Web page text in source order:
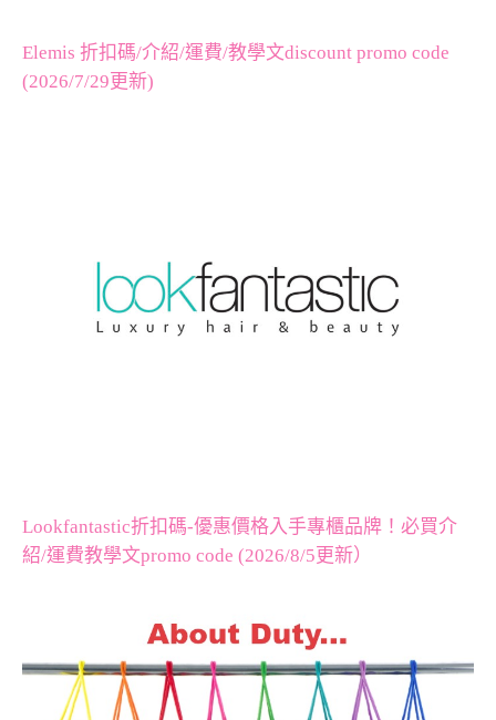
Elemis 折扣碼/介紹/運費/教學文discount promo code
(2026/7/29更新)
Lookfantastic折扣碼-優惠價格入手專櫃品牌！必買介
紹/運費教學文promo code (2026/8/5更新）